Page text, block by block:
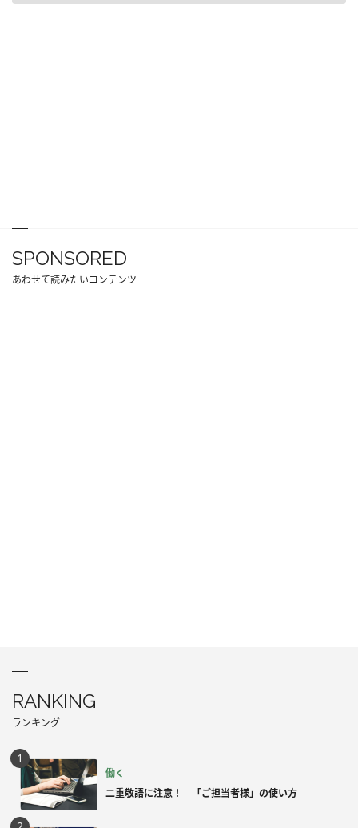
SPONSORED
あわせて読みたいコンテンツ
RANKING
ランキング
働く
二重敬語に注意！ 「ご担当者様」の使い方